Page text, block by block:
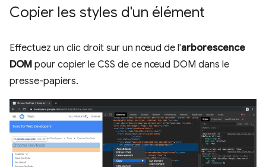
Copier les styles d'un élément
Effectuez un clic droit sur un nœud de l'arborescence
DOM pour copier le CSS de ce nœud DOM dans le
presse-papiers.